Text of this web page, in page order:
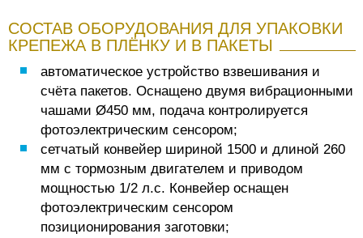
СОСТАВ ОБОРУДОВАНИЯ ДЛЯ УПАКОВКИ
КРЕПЕЖА В ПЛЁНКУ И В ПАКЕТЫ
автоматическое устройство взвешивания и
счёта пакетов. Оснащено двумя вибрационными
чашами Ø450 мм, подача контролируется
фотоэлектрическим сенсором;
сетчатый конвейер шириной 1500 и длиной 260
мм с тормозным двигателем и приводом
мощностью 1/2 л.с. Конвейер оснащен
фотоэлектрическим сенсором
позиционирования заготовки;